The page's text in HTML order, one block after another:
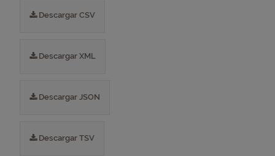
Descargar CSV
Descargar XML
Descargar JSON
Descargar TSV